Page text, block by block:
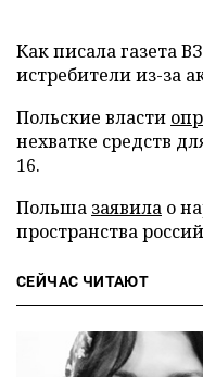
Как писала газета
истребители из-за
Польские власти
нехватке средств
16.
Польша заявила о
пространства
СЕЙЧАС ЧИТАЮТ